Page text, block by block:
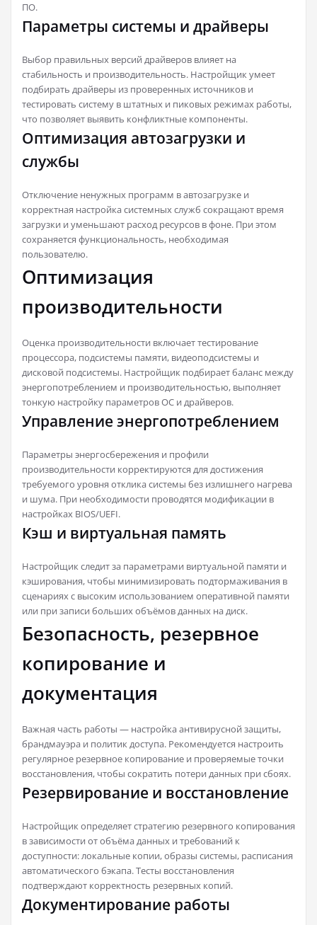
ПО.
Параметры системы и драйверы
Выбор правильных версий драйверов влияет на
стабильность и производительность. Настройщик умеет
подбирать драйверы из проверенных источников и
тестировать систему в штатных и пиковых режимах работы,
что позволяет выявить конфликтные компоненты.
Оптимизация автозагрузки и
службы
Отключение ненужных программ в автозагрузке и
корректная настройка системных служб сокращают время
загрузки и уменьшают расход ресурсов в фоне. При этом
сохраняется функциональность, необходимая
пользователю.
Оптимизация
производительности
Оценка производительности включает тестирование
процессора, подсистемы памяти, видеоподсистемы и
дисковой подсистемы. Настройщик подбирает баланс между
энергопотреблением и производительностью, выполняет
тонкую настройку параметров ОС и драйверов.
Управление энергопотреблением
Параметры энергосбережения и профили
производительности корректируются для достижения
требуемого уровня отклика системы без излишнего нагрева
и шума. При необходимости проводятся модификации в
настройках BIOS/UEFI.
Кэш и виртуальная память
Настройщик следит за параметрами виртуальной памяти и
кэширования, чтобы минимизировать подтормаживания в
сценариях с высоким использованием оперативной памяти
или при записи больших объёмов данных на диск.
Безопасность, резервное
копирование и
документация
Важная часть работы — настройка антивирусной защиты,
брандмауэра и политик доступа. Рекомендуется настроить
регулярное резервное копирование и проверяемые точки
восстановления, чтобы сократить потери данных при сбоях.
Резервирование и восстановление
Настройщик определяет стратегию резервного копирования
в зависимости от объёма данных и требований к
доступности: локальные копии, образы системы, расписания
автоматического бэкапа. Тесты восстановления
подтверждают корректность резервных копий.
Документирование работы